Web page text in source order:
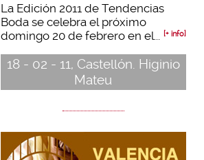
La Edición 2011 de Tendencias
Boda se celebra el próximo
domingo 20 de febrero en el...
[+ info]
18 - 02 - 11, Castellón. Higinio
Mateu